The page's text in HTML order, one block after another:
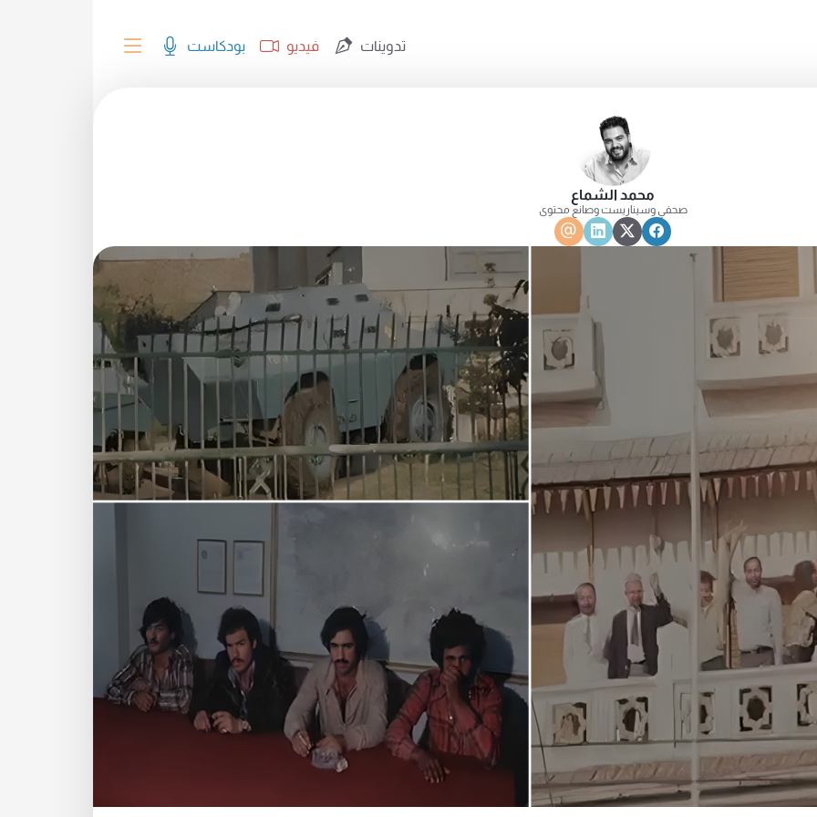
بودكاست فيديو تدوينات
محمد الشماع
صحفي وسيناريست وصانع محتوى